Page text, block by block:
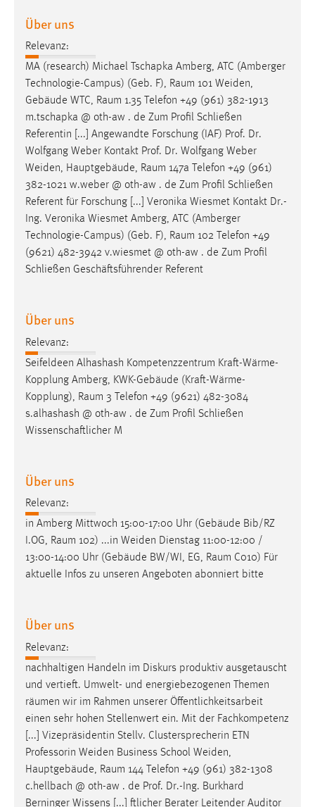
Über uns
Relevanz:
MA (research) Michael Tschapka Amberg, ATC (Amberger
Technologie-Campus) (Geb. F), Raum 101 Weiden,
Gebäude WTC, Raum 1.35 Telefon +49 (961) 382-1913
m.tschapka @ oth-aw . de Zum Profil Schließen
Referentin [...] Angewandte Forschung (IAF) Prof. Dr.
Wolfgang Weber Kontakt Prof. Dr. Wolfgang Weber
Weiden, Hauptgebäude, Raum 147a Telefon +49 (961)
382-1021 w.weber @ oth-aw . de Zum Profil Schließen
Referent für Forschung [...] Veronika Wiesmet Kontakt Dr.-
Ing. Veronika Wiesmet Amberg, ATC (Amberger
Technologie-Campus) (Geb. F), Raum 102 Telefon +49
(9621) 482-3942 v.wiesmet @ oth-aw . de Zum Profil
Schließen Geschäftsführender Referent
Über uns
Relevanz:
Seifeldeen Alhashash Kompetenzzentrum Kraft-Wärme-
Kopplung Amberg, KWK-Gebäude (Kraft-Wärme-
Kopplung), Raum 3 Telefon +49 (9621) 482-3084
s.alhashash @ oth-aw . de Zum Profil Schließen
Wissenschaftlicher M
Über uns
Relevanz:
in Amberg Mittwoch 15:00-17:00 Uhr (Gebäude Bib/RZ
I.OG, Raum 102) ...in Weiden Dienstag 11:00-12:00 /
13:00-14:00 Uhr (Gebäude BW/WI, EG, Raum C010) Für
aktuelle Infos zu unseren Angeboten abonniert bitte
Über uns
Relevanz:
nachhaltigen Handeln im Diskurs produktiv ausgetauscht
und vertieft. Umwelt- und energiebezogenen Themen
räumen wir im Rahmen unserer Öffentlichkeitsarbeit
einen sehr hohen Stellenwert ein. Mit der Fachkompetenz
[...] Vizepräsidentin Stellv. Clustersprecherin ETN
Professorin Weiden Business School Weiden,
Hauptgebäude, Raum 144 Telefon +49 (961) 382-1308
c.hellbach @ oth-aw . de Prof. Dr.-Ing. Burkhard
Berninger Wissens [...] ftlicher Berater Leitender Auditor
hinweg verfolgen.
Google Ads
Name:
Anbieter:
Google Ireland Limited
Zweck:
Conversion-Tracking
Cookie Laufzeit:
3 Monate
Facebook Pixel
_fbp
Anbieter:
Facebook
Zweck:
Conversion-Tracking
Cookie Laufzeit:
EXTERNE MEDIEN
Um Inhalte von Videoplattformen und Social Media
Plattformen anzeigen zu können, werden von diesen
externen Medien Cookies gesetzt.
Vimeo